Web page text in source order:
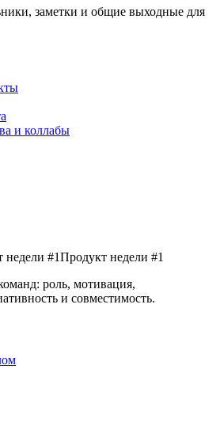
заметки и общие выходные для
и коллабы
Продукт недели #1
роль, мотивация,
и совместимость.